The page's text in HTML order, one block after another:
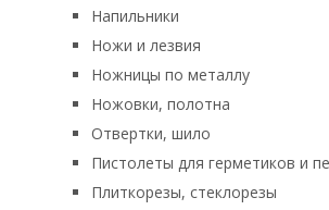
Напильники
Ножи и лезвия
Ножницы по металлу
Ножовки, полотна
Отвертки, шило
Пистолеты для герметиков и
Плиткорезы, стеклорезы